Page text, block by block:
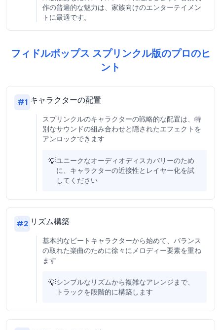
作の普遍的な魅力は、家族向けのエンターテイメン
トに最適です。
フィドルボップス スプリンクル版のプロのヒ
ント
#1 キャラクターの配置
スプリンクルのキャラクターの戦略的な配置は、特
別なサウンドの組み合わせと隠されたエフェクトを
アンロックできます
💡ユニークなオーディオディスカバリーのため
に、キャラクターの近接性とレイヤー化を試
してください
#2 リズム構築
基本的なビートキャラクターから始めて、バランス
の取れた楽曲のために徐々にメロディー要素を重ね
ます
💡シンプルなリズムから複雑なアレンジまで、
トラックを段階的に構築します